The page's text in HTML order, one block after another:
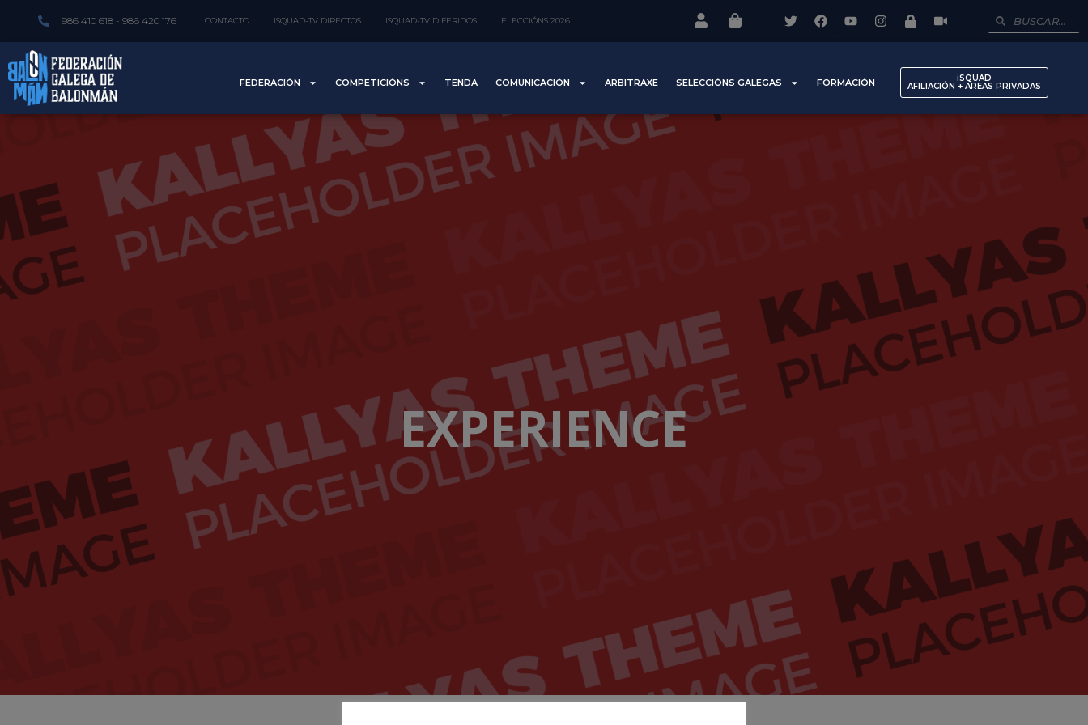
986 410 618 - 986 420 176 CONTACTO ISQUAD-TV DIRECTOS ISQUAD-TV DIFERIDOS ELECCIÓNS 2026
FEDERACIÓN COMPETICIÓNS TENDA COMUNICACIÓN ARBITRAXE SELECCIÓNS GALEGAS FORMACIÓN iSQUAD
AFILIACIÓN + AREAS PRIVADAS
EXPERIENCE